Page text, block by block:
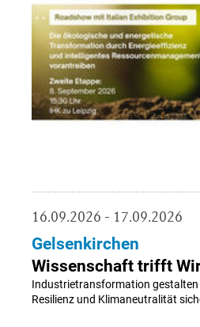
16.09.2026 - 17.09.2026
Gelsenkirchen
Wissenschaft trifft
Industrietransformation
Resilienz und Klimaneutralität